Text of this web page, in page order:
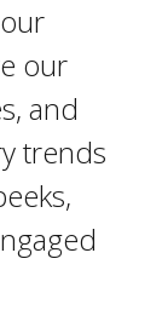
our
and
trends